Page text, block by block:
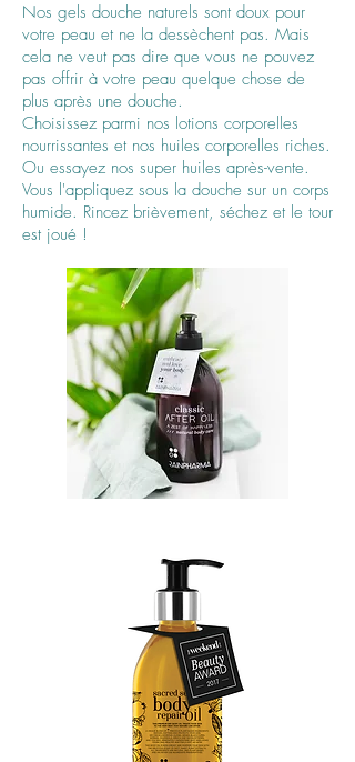
Nos gels douche naturels sont doux pour
votre peau et ne la dessèchent pas. Mais
cela ne veut pas dire que vous ne pouvez
pas offrir à votre peau quelque chose de
plus après une douche.
Choisissez parmi nos lotions corporelles
nourrissantes et nos huiles corporelles riches.
Ou essayez nos super huiles après-vente.
Vous l'appliquez sous la douche sur un corps
humide. Rincez brièvement, séchez et le tour
est joué !